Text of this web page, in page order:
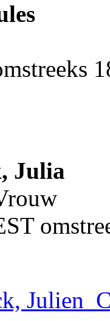
Julia